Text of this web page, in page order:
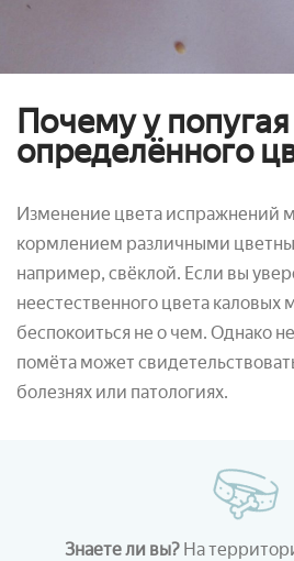
Почему у
определённого
Изменение цвета испражнений
кормлением различными
например, свёклой. Если вы
неестественного цвета каловых
беспокоиться не о чем. Однако
помёта может
болезнях или патологиях.
Знаете ли вы? На